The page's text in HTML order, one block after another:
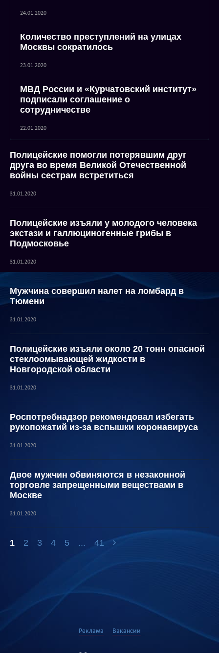
24.01.2020
Количество преступлений на улицах
Москвы сократилось
23.01.2020
МВД России и «Курчатовский институт»
подписали соглашение о
сотрудничестве
22.01.2020
Полицейские помогли потерявшим друг
друга во время Великой Отечественной
войны сестрам встретиться
31.01.2020
Полицейские изъяли у молодого человека
экстази и галлюциногенные грибы в
Подмосковье
31.01.2020
Мужчина совершил налет на ломбард в
Тюмени
31.01.2020
Полицейские изъяли около 20 тонн опасной
стеклоомывающей жидкости в
Новгородской области
31.01.2020
Роспотребнадзор рекомендовал избегать
рукопожатий из-за вспышки коронавируса
31.01.2020
Двое мужчин обвиняются в незаконной
торговле запрещенными веществами в
Москве
31.01.2020
1 2 3 4 5 ... 41
Реклама Вакансии